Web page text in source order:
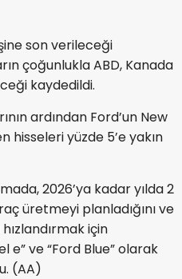
son verileceği
çoğunlukla ABD, Kanada
kaydedildi.
ardından Ford’un New
hisseleri yüzde 5’e yakın
2026’ya kadar yılda 2
üretmeyi planladığını ve
için
e” ve “Ford Blue” olarak
(AA)